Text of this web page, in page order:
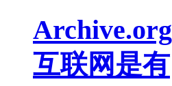
Archive.org
互联网是有